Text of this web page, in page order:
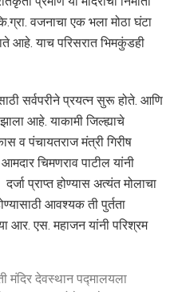
वजनाचा एक भला मोठा घंटा
आहे. याच परिसरात भिमकुंडही
सर्वपरीने प्रयत्न सुरू होते. आणि
आहे. याकामी जिल्ह्याचे
व पंचायतराज मंत्री गिरीष
चिमणराव पाटील यांनी
प्राप्त होण्यास अत्यंत मोलाचा
आवश्यक ती पुर्तता
आर. एस. महाजन यांनी परिश्रम
मंदिर देवस्थान पद्मालयला